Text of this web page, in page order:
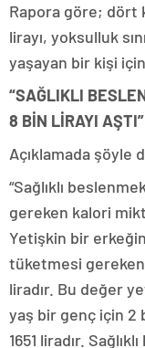
Rapora göre; dört
lirayı, yoksulluk
yaşayan bir kişi
“SAĞLIKLI
8 BİN LİRAYI AŞTI”
Açıklamada şöyle
“Sağlıklı
gereken kalori
Yetişkin bir
tüketmesi gereken
liradır. Bu değer
yaş bir genç için 2
1651 liradır.